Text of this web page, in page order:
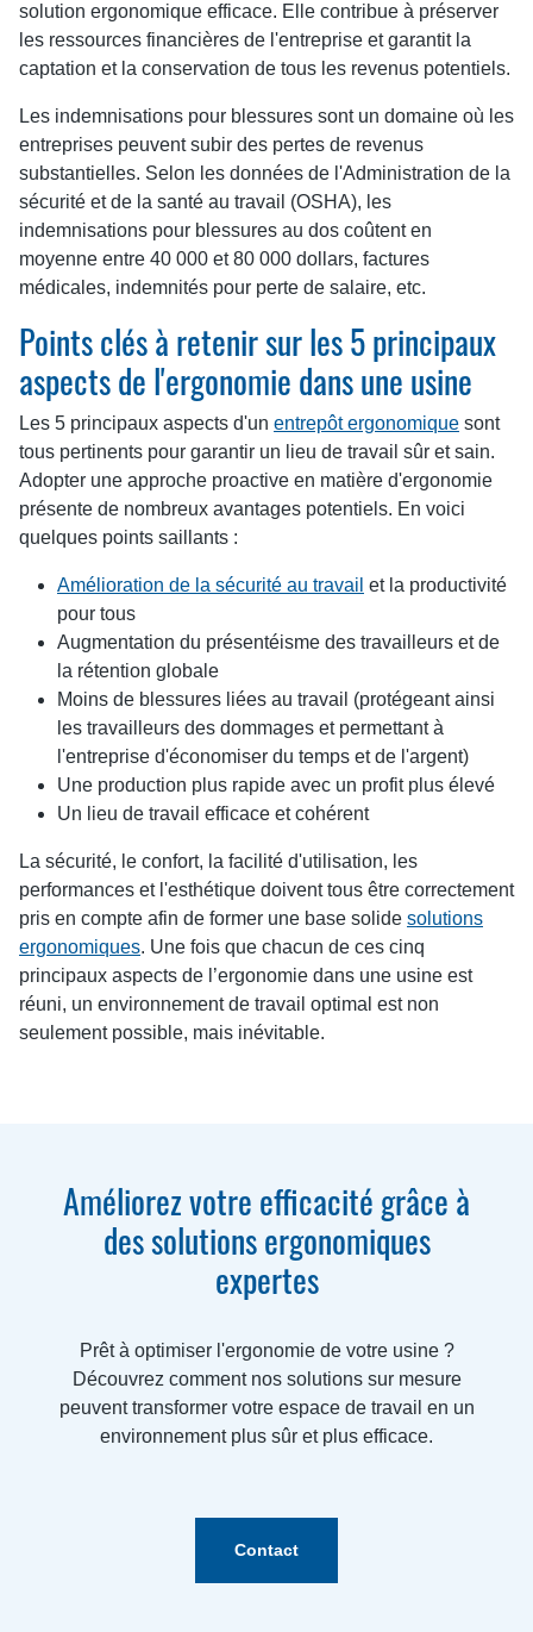
solution ergonomique efficace. Elle contribue à préserver
les ressources financières de l'entreprise et garantit la
captation et la conservation de tous les revenus potentiels.
Les indemnisations pour blessures sont un domaine où les
entreprises peuvent subir des pertes de revenus
substantielles. Selon les données de l'Administration de la
sécurité et de la santé au travail (OSHA), les
indemnisations pour blessures au dos coûtent en
moyenne entre 40 000 et 80 000 dollars, factures
médicales, indemnités pour perte de salaire, etc.
Points clés à retenir sur les 5 principaux
aspects de l'ergonomie dans une usine
Les 5 principaux aspects d'un entrepôt ergonomique sont
tous pertinents pour garantir un lieu de travail sûr et sain.
Adopter une approche proactive en matière d'ergonomie
présente de nombreux avantages potentiels. En voici
quelques points saillants :
Amélioration de la sécurité au travail et la productivité
pour tous
Augmentation du présentéisme des travailleurs et de
la rétention globale
Moins de blessures liées au travail (protégeant ainsi
les travailleurs des dommages et permettant à
l'entreprise d'économiser du temps et de l'argent)
Une production plus rapide avec un profit plus élevé
Un lieu de travail efficace et cohérent
La sécurité, le confort, la facilité d'utilisation, les
performances et l'esthétique doivent tous être correctement
pris en compte afin de former une base solide solutions
ergonomiques. Une fois que chacun de ces cinq
principaux aspects de l’ergonomie dans une usine est
réuni, un environnement de travail optimal est non
seulement possible, mais inévitable.
Améliorez votre efficacité grâce à
des solutions ergonomiques
expertes
Prêt à optimiser l'ergonomie de votre usine ?
Découvrez comment nos solutions sur mesure
peuvent transformer votre espace de travail en un
environnement plus sûr et plus efficace.
Contact